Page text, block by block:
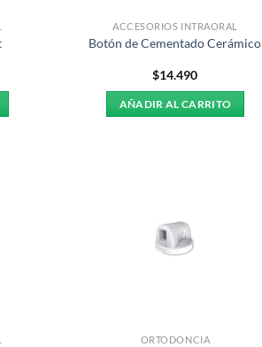
la
de
producto
ACCESORIOS INTRAORAL
Botón de Cementado Cerámico
$14.490
AÑADIR AL CARRITO
ORTODONCIA